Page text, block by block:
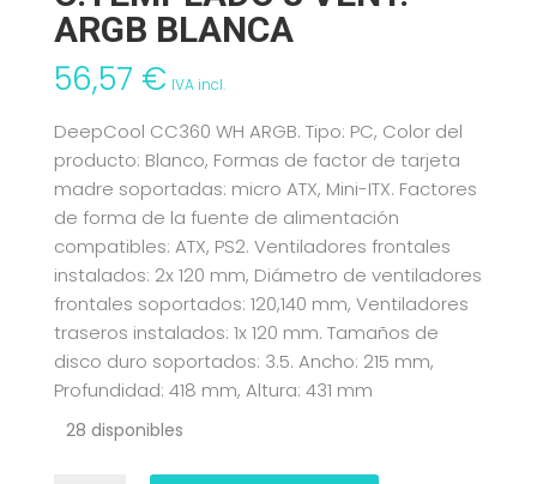
ARGB BLANCA
56,57 € IVA incl.
DeepCool CC360 WH ARGB. Tipo: PC, Color del
producto: Blanco, Formas de factor de tarjeta
madre soportadas: micro ATX, Mini-ITX. Factores
de forma de la fuente de alimentación
compatibles: ATX, PS2. Ventiladores frontales
instalados: 2x 120 mm, Diámetro de ventiladores
frontales soportados: 120,140 mm, Ventiladores
traseros instalados: 1x 120 mm. Tamaños de
disco duro soportados: 3.5. Ancho: 215 mm,
Profundidad: 418 mm, Altura: 431 mm
28 disponibles